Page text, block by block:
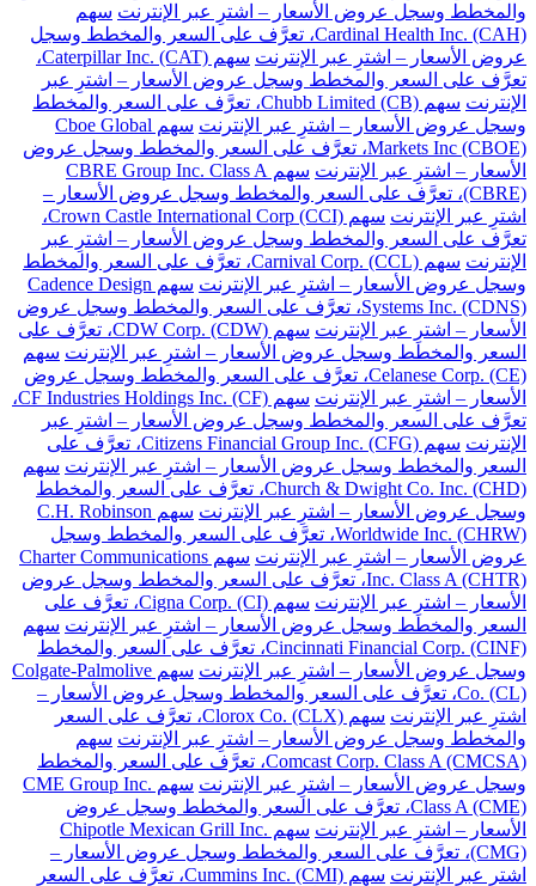
والمخطط وسجل عروض الأسعار – اشترِ عبر الإنترنت سهم
Cardinal Health Inc. (CAH)، تعرَّف على السعر والمخطط وسجل
عروض الأسعار – اشترِ عبر الإنترنت
سهم Caterpillar Inc. (CAT)،
تعرَّف على السعر والمخطط وسجل عروض الأسعار – اشترِ عبر
الإنترنت
سهم Chubb Limited (CB)، تعرَّف على السعر والمخطط
وسجل عروض الأسعار – اشترِ عبر الإنترنت
سهم Cboe Global
Markets Inc (CBOE)، تعرَّف على السعر والمخطط وسجل عروض
الأسعار – اشترِ عبر الإنترنت
سهم CBRE Group Inc. Class A
(CBRE)، تعرَّف على السعر والمخطط وسجل عروض الأسعار –
اشترِ عبر الإنترنت
سهم Crown Castle International Corp (CCI)،
تعرَّف على السعر والمخطط وسجل عروض الأسعار – اشترِ عبر
الإنترنت
سهم Carnival Corp. (CCL)، تعرَّف على السعر والمخطط
وسجل عروض الأسعار – اشترِ عبر الإنترنت
سهم Cadence Design
Systems Inc. (CDNS)، تعرَّف على السعر والمخطط وسجل عروض
الأسعار – اشترِ عبر الإنترنت
سهم CDW Corp. (CDW)، تعرَّف على
السعر والمخطط وسجل عروض الأسعار – اشترِ عبر الإنترنت سهم
Celanese Corp. (CE)، تعرَّف على السعر والمخطط وسجل عروض
الأسعار – اشترِ عبر الإنترنت
سهم CF Industries Holdings Inc. (CF)،
تعرَّف على السعر والمخطط وسجل عروض الأسعار – اشترِ عبر
الإنترنت
سهم Citizens Financial Group Inc. (CFG)، تعرَّف على
السعر والمخطط وسجل عروض الأسعار – اشترِ عبر الإنترنت سهم
Church & Dwight Co. Inc. (CHD)، تعرَّف على السعر والمخطط
وسجل عروض الأسعار – اشترِ عبر الإنترنت
سهم C.H. Robinson
Worldwide Inc. (CHRW)، تعرَّف على السعر والمخطط وسجل
عروض الأسعار – اشترِ عبر الإنترنت
سهم Charter Communications
Inc. Class A (CHTR)، تعرَّف على السعر والمخطط وسجل عروض
الأسعار – اشترِ عبر الإنترنت
سهم Cigna Corp. (CI)، تعرَّف على
السعر والمخطط وسجل عروض الأسعار – اشترِ عبر الإنترنت سهم
Cincinnati Financial Corp. (CINF)، تعرَّف على السعر والمخطط
وسجل عروض الأسعار – اشترِ عبر الإنترنت
سهم Colgate-Palmolive
Co. (CL)، تعرَّف على السعر والمخطط وسجل عروض الأسعار –
اشترِ عبر الإنترنت
سهم Clorox Co. (CLX)، تعرَّف على السعر
والمخطط وسجل عروض الأسعار – اشترِ عبر الإنترنت سهم
Comcast Corp. Class A (CMCSA)، تعرَّف على السعر والمخطط
وسجل عروض الأسعار – اشترِ عبر الإنترنت
سهم CME Group Inc.
Class A (CME)، تعرَّف على السعر والمخطط وسجل عروض
الأسعار – اشترِ عبر الإنترنت
سهم Chipotle Mexican Grill Inc.
(CMG)، تعرَّف على السعر والمخطط وسجل عروض الأسعار –
اشترِ عبر الإنترنت
سهم Cummins Inc. (CMI)، تعرَّف على السعر